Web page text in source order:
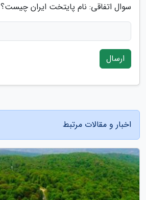
سوال اتفاقی: نام پایتخت ایران چیست؟
ارسال
اخبار و مقالات مرتبط